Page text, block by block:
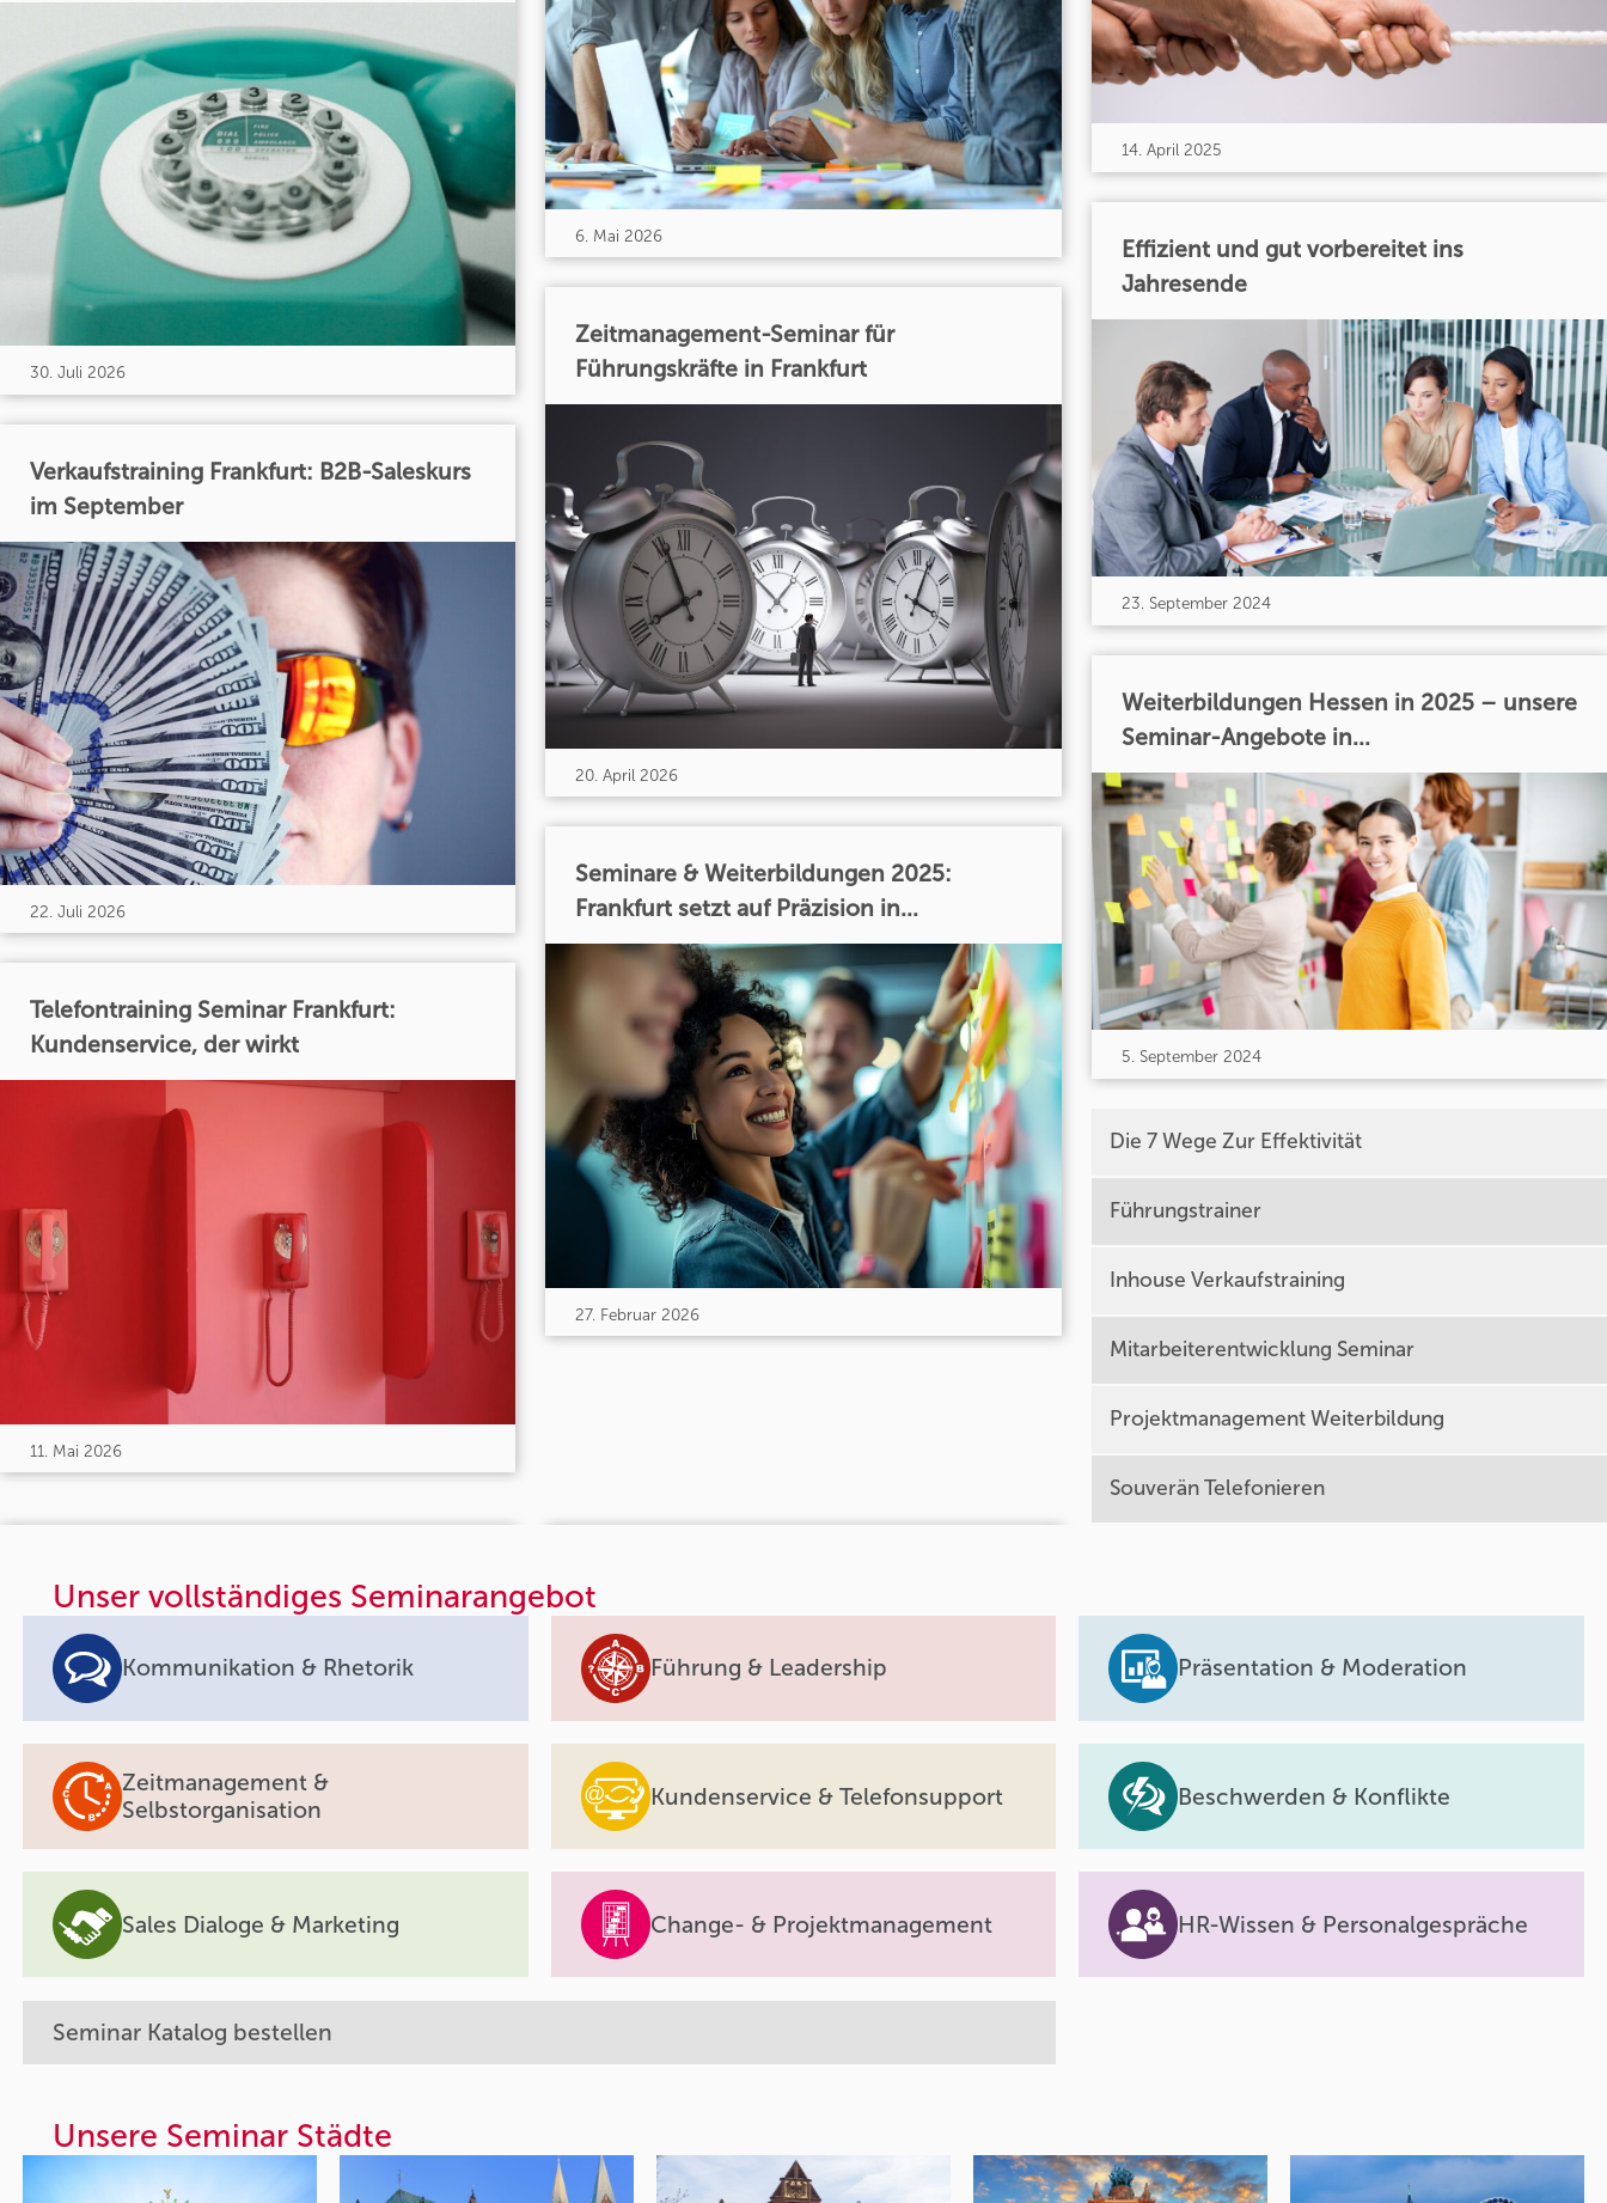
30. Juli 2026
Verkaufstraining Frankfurt: B2B-Saleskurs
im September
22. Juli 2026
Telefontraining Seminar Frankfurt:
Kundenservice, der wirkt
11. Mai 2026
6. Mai 2026
Zeitmanagement-Seminar für
Führungskräfte in Frankfurt
20. April 2026
Seminare & Weiterbildungen 2025:
Frankfurt setzt auf Präzision in...
27. Februar 2026
14. April 2025
Effizient und gut vorbereitet ins
Jahresende
23. September 2024
Weiterbildungen Hessen in 2025 – unsere
Seminar-Angebote in...
5. September 2024
Die 7 Wege Zur Effektivität
Führungstrainer
Inhouse Verkaufstraining
Mitarbeiterentwicklung Seminar
Projektmanagement Weiterbildung
Souverän Telefonieren
Unser vollständiges Seminarangebot
Kommunikation & Rhetorik Führung & Leadership Präsentation & Moderation
Zeitmanagement &
Selbstorganisation
Kundenservice & Telefonsupport Beschwerden & Konflikte
Sales Dialoge & Marketing Change- & Projektmanagement HR-Wissen & Personalgespräche
Seminar Katalog bestellen
Unsere Seminar Städte